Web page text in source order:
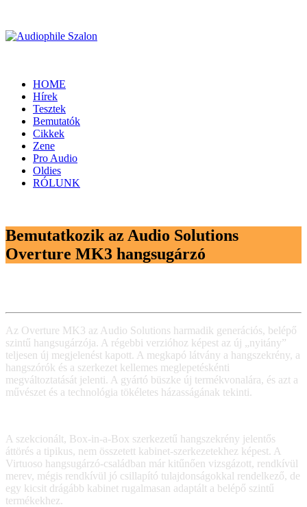
HOME
Hírek
Tesztek
Bemutatók
Cikkek
Zene
Pro Audio
Oldies
RÓLUNK
Bemutatkozik az Audio Solutions
Overture MK3 hangsugárzó
Az Overture MK3 az Audio Solutions harmadik generációs, belépő
szintű hangsugárzója. A régebbi verzióhoz képest az új „nyitány”
teljesen új megjelenést kapott. A megkapó látvány a hangszekrény, a
hangszórók és a szerkezet kellemes meglepetéskénti
megváltoztatását jelenti. A gyártó büszke új termékvonalára, és azt a
művészet és a technológia tökéletes házasságának tekinti.
A szekcionált, Box-in-a-Box szerkezetű hangszekrény jelentős
áttörés a tipikus, nem összetett kabinet-szerkezetekhez képest. A
Virtuoso hangsugárzó-családban már kitűnően vizsgázott, rendkívül
merev, mégis rendkívül jó csillapító tulajdonságokkal rendelkező, de
egy kicsit drágább kabinet rugalmasan adaptált a belépő szintű
termékekhez.